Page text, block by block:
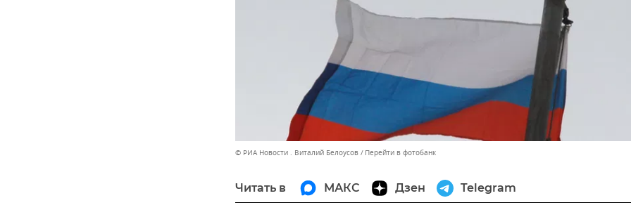
© РИА Новости . Виталий Белоусов Перейти в фотобанк
Читать в МАКС Дзен Telegram